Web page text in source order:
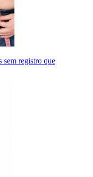
sem registro que